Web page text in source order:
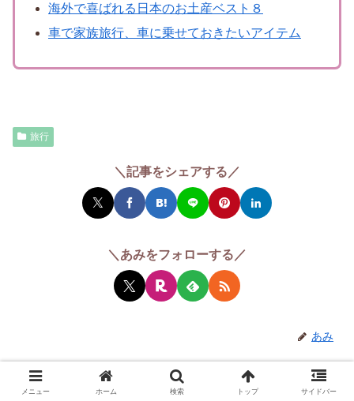
海外で喜ばれる日本のお土産ベスト８
車で家族旅行、車に乗せておきたいアイテム
旅行
＼記事をシェアする／
＼あみをフォローする／
あみ
関連記事
メニュー ホーム 検索 トップ サイドバー